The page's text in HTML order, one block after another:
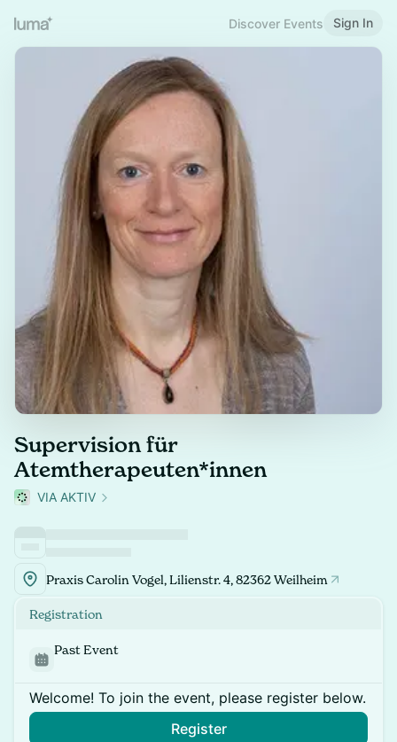
Discover Events Sign In
Supervision für
Atemtherapeuten*innen
VIA AKTIV
Praxis Carolin Vogel, Lilienstr. 4, 82362 Weilheim
Registration
Past Event
Welcome! To join the event, please register below.
Register